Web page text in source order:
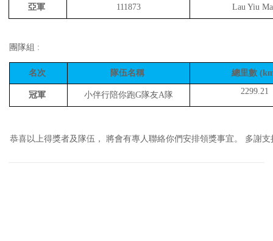
亞軍 111873 Lau Yiu
團隊組 :
名次 隊伍名稱 總里數
冠軍 小伴行陪你跑G隊友A隊 2299.21
恭喜以上得獎者及隊伍， 將會有專人聯絡你們安排領獎事宜。 多謝